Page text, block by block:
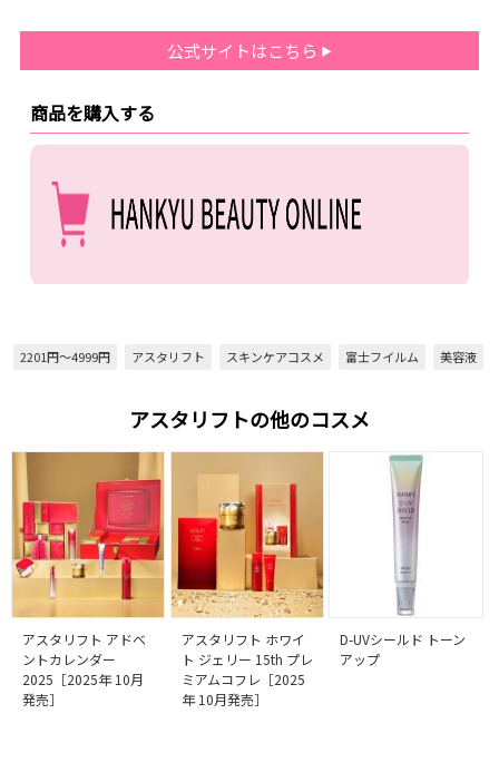
公式サイトはこちら
商品を購入する
2201円～4999円 アスタリフト スキンケアコスメ 富士フイルム 美容液
アスタリフトの他のコスメ
アスタリフト アドベ
ントカレンダー
2025［2025年 10月
発売］
アスタリフト ホワイ
ト ジェリー 15th プレ
ミアムコフレ［2025
年 10月発売］
D-UVシールド トーン
アップ